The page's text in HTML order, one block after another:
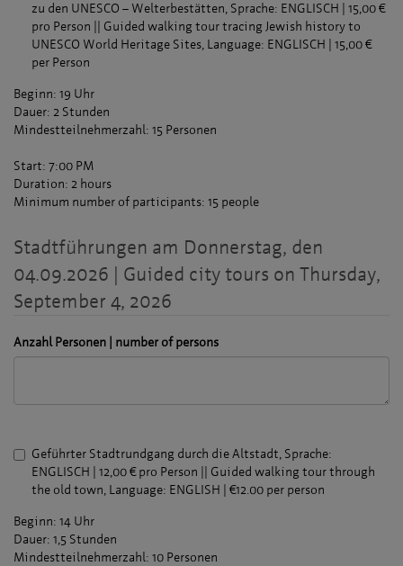
zu den UNESCO – Welterbestätten, Sprache: ENGLISCH | 15,00 €
pro Person || Guided walking tour tracing Jewish history to
UNESCO World Heritage Sites, Language: ENGLISCH | 15,00 €
per Person
Beginn: 19 Uhr
Dauer: 2 Stunden
Mindestteilnehmerzahl: 15 Personen
Start: 7:00 PM
Duration: 2 hours
Minimum number of participants: 15 people
Stadtführungen am Donnerstag, den
04.09.2026 | Guided city tours on Thursday,
September 4, 2026
Anzahl Personen | number of persons
Geführter Stadtrundgang durch die Altstadt, Sprache:
ENGLISCH | 12,00 € pro Person || Guided walking tour through
the old town, Language: ENGLISH | €12.00 per person
Beginn: 14 Uhr
Dauer: 1,5 Stunden
Mindestteilnehmerzahl: 10 Personen